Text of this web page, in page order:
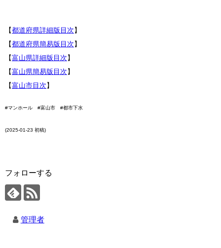
【都道府県詳細版目次】
【都道府県簡易版目次】
【富山県詳細版目次】
【富山県簡易版目次】
【富山市目次】
#マンホール #富山市 #都市下水
(2025-01-23 初稿)
フォローする
管理者